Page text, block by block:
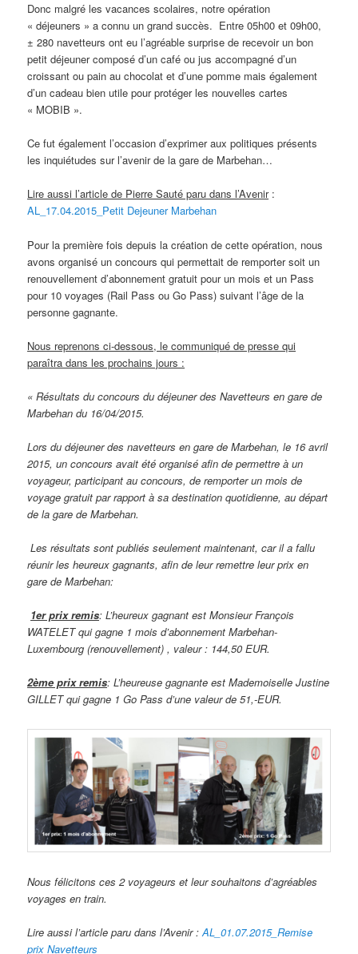
Donc malgré les vacances scolaires, notre opération
« déjeuners » a connu un grand succès. Entre 05h00 et 09h00,
± 280 navetteurs ont eu l’agréable surprise de recevoir un bon
petit déjeuner composé d’un café ou jus accompagné d’un
croissant ou pain au chocolat et d’une pomme mais également
d’un cadeau bien utile pour protéger les nouvelles cartes
« MOBIB ».
Ce fut également l’occasion d’exprimer aux politiques présents
les inquiétudes sur l’avenir de la gare de Marbehan…
Lire aussi l’article de Pierre Sauté paru dans l’Avenir:
AL_17.04.2015_Petit Dejeuner Marbehan
Pour la première fois depuis la création de cette opération, nous
avons organisé un concours qui permettait de remporter soit un
renouvellement d’abonnement gratuit pour un mois et un Pass
pour 10 voyages (Rail Pass ou Go Pass) suivant l’âge de la
personne gagnante.
Nous reprenons ci-dessous, le communiqué de presse qui
paraîtra dans les prochains jours :
« Résultats du concours du déjeuner des Navetteurs en gare de
Marbehan du 16/04/2015.
Lors du déjeuner des navetteurs en gare de Marbehan, le 16 avril
2015, un concours avait été organisé afin de permettre à un
voyageur, participant au concours, de remporter un mois de
voyage gratuit par rapport à sa destination quotidienne, au départ
de la gare de Marbehan.
Les résultats sont publiés seulement maintenant, car il a fallu
réunir les heureux gagnants, afin de leur remettre leur prix en
gare de Marbehan:
1er prix remis: L’heureux gagnant est Monsieur François
WATELET qui gagne 1 mois d’abonnement Marbehan-
Luxembourg (renouvellement) , valeur : 144,50 EUR.
2ème prix remis: L’heureuse gagnante est Mademoiselle Justine
GILLET qui gagne 1 Go Pass d’une valeur de 51,-EUR.
Nous félicitons ces 2 voyageurs et leur souhaitons d’agréables
voyages en train.
Lire aussi l’article paru dans l’Avenir :AL_01.07.2015_Remise
prix Navetteurs